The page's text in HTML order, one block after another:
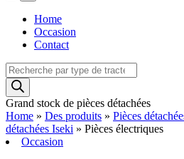
Home
Occasion
Contact
Recherche
de
produits
Grand stock de pièces détachées
Home » Des produits » Pièces
détachées Iseki » Pièces électriques
Occasion